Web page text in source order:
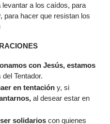
a los caídos, para
para hacer que resistan los
con Jesús, estamos
Tentador.
en tentacióny, si
al desear estar en
solidarioscon quienes